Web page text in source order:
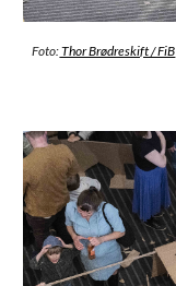
Foto:Thor Brødreskift / FiB